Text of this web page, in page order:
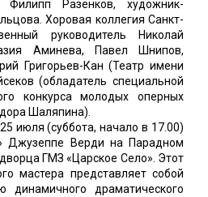
Филипп Разенков, художник-
Хоровая коллегия Санкт-
руководитель Николай
Аминева, Павел Шнипов,
Григорьев-Кан (Театр имени
(обладатель специальной
конкурса молодых оперных
Шаляпина).
июля (суббота, начало в 17.00)
Джузеппе Верди на Парадном
ГМЗ «Царское Село». Этот
мастера представляет собой
динамичного драматического